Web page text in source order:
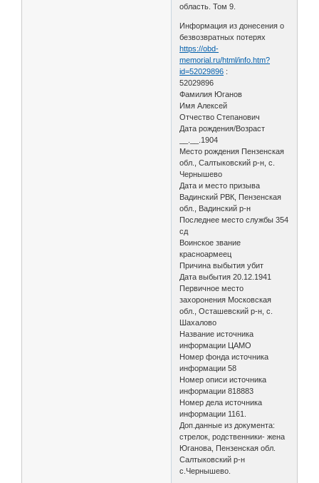
область. Том 9.
Информация из донесения о
безвозвратных потерях
https://obd-
memorial.ru/html/info.htm?
id=52029896 :
52029896
Фамилия Юганов
Имя Алексей
Отчество Степанович
Дата рождения/Возраст
__.__.1904
Место рождения Пензенская
обл., Салтыковский р-н, с.
Чернышево
Дата и место призыва
Вадинский РВК, Пензенская
обл., Вадинский р-н
Последнее место службы 354
сд
Воинское звание
красноармеец
Причина выбытия убит
Дата выбытия 20.12.1941
Первичное место
захоронения Московская
обл., Осташевский р-н, с.
Шахалово
Название источника
информации ЦАМО
Номер фонда источника
информации 58
Номер описи источника
информации 818883
Номер дела источника
информации 1161.
Доп.данные из документа:
стрелок, родственники- жена
Юганова, Пензенская обл.
Салтыковский р-н
с.Чернышево.